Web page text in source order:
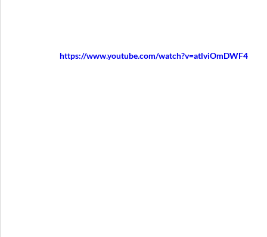
https://www.youtube.com/watch?v=atlviOmDWF4